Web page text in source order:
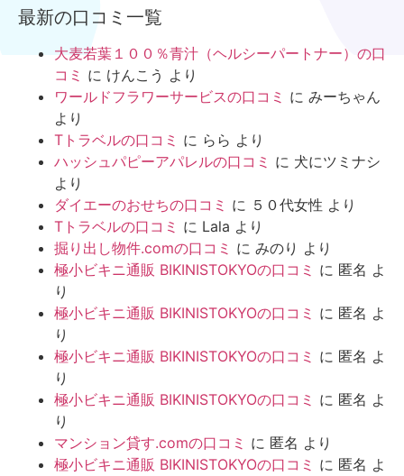
最新の口コミ一覧
大麦若葉１００％青汁（ヘルシーパートナー）の口
コミ に けんこう より
ワールドフラワーサービスの口コミ に みーちゃん
より
Tトラベルの口コミ に らら より
ハッシュパピーアパレルの口コミ に 犬にツミナシ
より
ダイエーのおせちの口コミ に ５０代女性 より
Tトラベルの口コミ に Lala より
掘り出し物件.comの口コミ に みのり より
極小ビキニ通販 BIKINISTOKYOの口コミ に 匿名 よ
り
極小ビキニ通販 BIKINISTOKYOの口コミ に 匿名 よ
り
極小ビキニ通販 BIKINISTOKYOの口コミ に 匿名 よ
り
極小ビキニ通販 BIKINISTOKYOの口コミ に 匿名 よ
り
マンション貸す.comの口コミ に 匿名 より
極小ビキニ通販 BIKINISTOKYOの口コミ に 匿名 よ